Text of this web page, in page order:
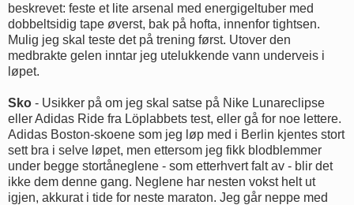
beskrevet: feste et lite arsenal med energigeltuber med
dobbeltsidig tape øverst, bak på hofta, innenfor tightsen.
Mulig jeg skal teste det på trening først. Utover den
medbrakte gelen inntar jeg utelukkende vann underveis i
løpet.
Sko - Usikker på om jeg skal satse på Nike Lunareclipse
eller Adidas Ride fra Löplabbets test, eller gå for noe lettere.
Adidas Boston-skoene som jeg løp med i Berlin kjentes stort
sett bra i selve løpet, men ettersom jeg fikk blodblemmer
under begge stortåneglene - som etterhvert falt av - blir det
ikke dem denne gang. Neglene har nesten vokst helt ut
igjen, akkurat i tide for neste maraton. Jeg går neppe med